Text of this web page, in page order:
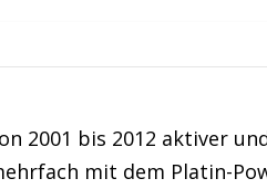
2001 bis 2012 aktiver
mit dem Platin-